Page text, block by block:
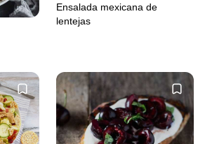
Ensalada mexicana de
lentejas